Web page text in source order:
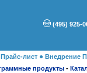
(495) 925-
Прайс-лист ● Внедрение
продукты -